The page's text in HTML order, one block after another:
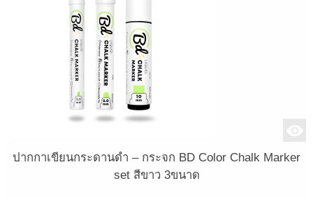
ปากกาเขียนกระดานดำ – กระจก BD Color Chalk Marker
set สีขาว 3ขนาด